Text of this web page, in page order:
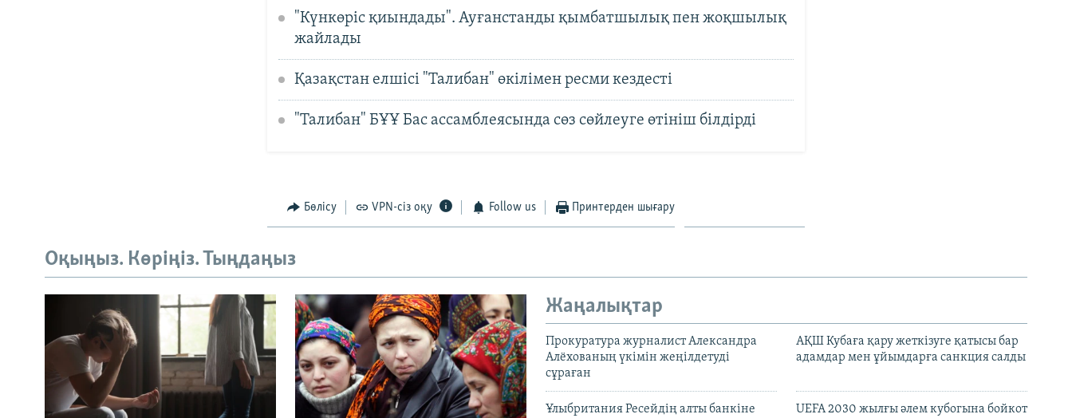
"Күнкөріс қиындады". Ауғанстанды қымбатшылық пен жоқшылық
жайлады
Қазақстан елшісі "Талибан" өкілімен ресми кездесті
"Талибан" БҰҰ Бас ассамблеясында сөз сөйлеуге өтініш білдірді
Бөлісу VPN-сіз оқу Follow us Принтерден шығару
Оқыңыз. Көріңіз. Тыңдаңыз
Жаңалықтар
Прокуратура журналист Александра
Алёхованың үкімін жеңілдетуді
сұраған
АҚШ Кубаға қару жеткізуге қатысы бар
адамдар мен ұйымдарға санкция салды
Ұлыбритания Ресейдің алты банкіне
UEFA 2030 жылғы әлем кубогына бойкот